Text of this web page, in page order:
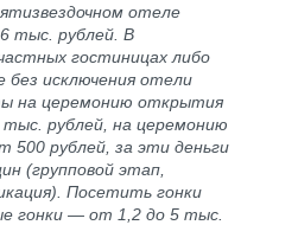
отеле
тыс. рублей. В
гостиницах либо
исключения отели
на церемонию открытия
рублей, на церемонию
рублей, за эти деньги
(групповой этап,
Посетить гонки
гонки — от 1,2 до 5 тыс.